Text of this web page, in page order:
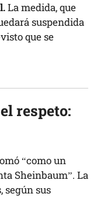
La medida, que
suspendida
que se
respeto:
“como un
Sheinbaum”. La
según sus